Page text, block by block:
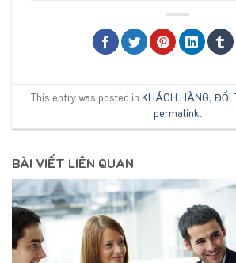
This entry was posted in KHÁCH HÀNG, ĐỐI
permalink.
BÀI VIẾT LIÊN QUAN